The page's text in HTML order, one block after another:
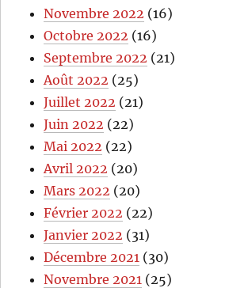
Novembre 2022 (16)
Octobre 2022 (16)
Septembre 2022 (21)
Août 2022 (25)
Juillet 2022 (21)
Juin 2022 (22)
Mai 2022 (22)
Avril 2022 (20)
Mars 2022 (20)
Février 2022 (22)
Janvier 2022 (31)
Décembre 2021 (30)
Novembre 2021 (25)